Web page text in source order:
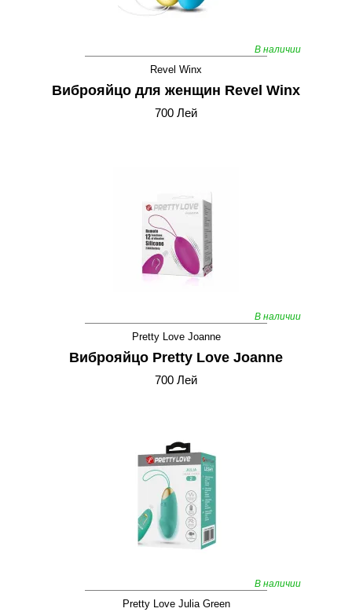
В наличии
Revel Winx
Виброяйцо для женщин Revel Winx
700 Лей
В наличии
Pretty Love Joanne
Виброяйцо Pretty Love Joanne
700 Лей
В наличии
Pretty Love Julia Green